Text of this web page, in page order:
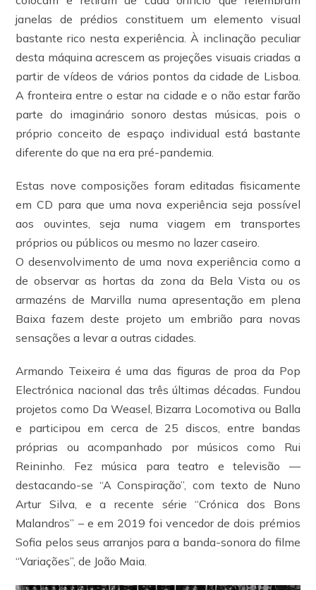
janelas de prédios constituem um elemento visual
bastante rico nesta experiência. À inclinação peculiar
desta máquina acrescem as projeções visuais criadas a
partir de vídeos de vários pontos da cidade de Lisboa.
A fronteira entre o estar na cidade e o não estar farão
parte do imaginário sonoro destas músicas, pois o
próprio conceito de espaço individual está bastante
diferente do que na era pré-pandemia.
Estas nove composições foram editadas fisicamente
em CD para que uma nova experiência seja possível
aos ouvintes, seja numa viagem em transportes
próprios ou públicos ou mesmo no lazer caseiro.
O desenvolvimento de uma nova experiência como a
de observar as hortas da zona da Bela Vista ou os
armazéns de Marvilla numa apresentação em plena
Baixa fazem deste projeto um embrião para novas
sensações a levar a outras cidades.
Armando Teixeira é uma das figuras de proa da Pop
Electrónica nacional das três últimas décadas. Fundou
projetos como Da Weasel, Bizarra Locomotiva ou Balla
e participou em cerca de 25 discos, entre bandas
próprias ou acompanhado por músicos como Rui
Reininho. Fez música para teatro e televisão —
destacando-se “A Conspiração”, com texto de Nuno
Artur Silva, e a recente série “Crónica dos Bons
Malandros” – e em 2019 foi vencedor de dois prémios
Sofia pelos seus arranjos para a banda-sonora do filme
“Variações”, de João Maia.